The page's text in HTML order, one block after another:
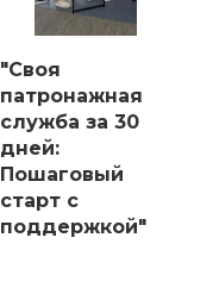
"Своя
патронажная
служба за 30
дней:
Пошаговый
старт с
поддержкой"